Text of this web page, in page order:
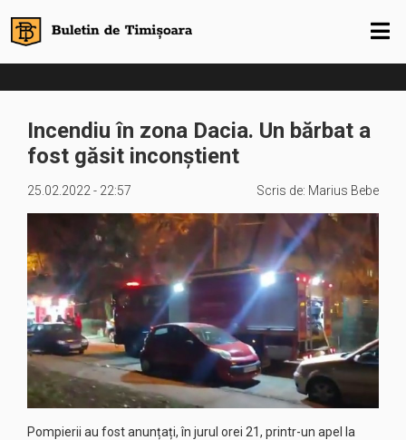
Incendiu în zona Dacia. Un bărbat a
fost găsit inconștient
25.02.2022 - 22:57 Scris de: Marius Bebe
Pompierii au fost anunțați, în jurul orei 21, printr-un apel la